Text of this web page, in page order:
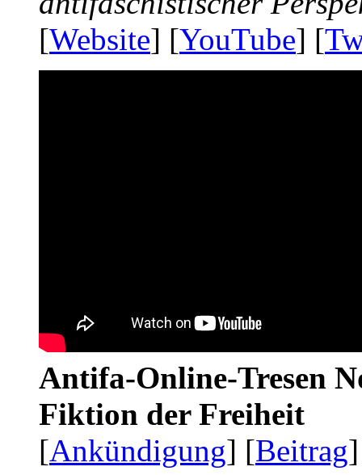
[Website] [YouTube] [
Antifa-Online-Tresen
Fiktion der Freiheit
[Ankündigung] [Beitrag